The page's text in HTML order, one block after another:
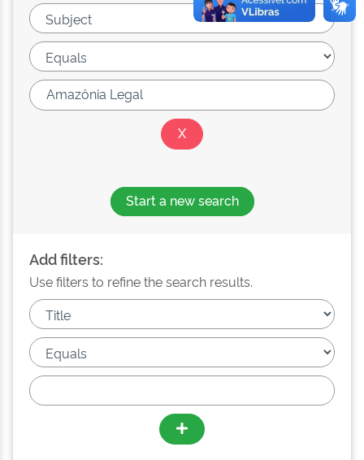
Start a new search
Add filters:
Use filters to refine the search results.